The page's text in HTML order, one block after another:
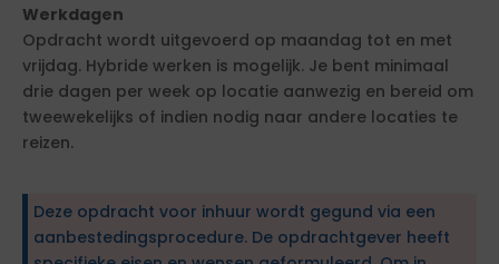
Werkdagen
Opdracht wordt uitgevoerd op maandag tot en met
vrijdag. Hybride werken is mogelijk. Je bent minimaal
drie dagen per week op locatie aanwezig en bereid om
tweewekelijks of indien nodig naar andere locaties te
reizen.
Deze opdracht voor inhuur wordt gegund via een
aanbestedingsprocedure. De opdrachtgever heeft